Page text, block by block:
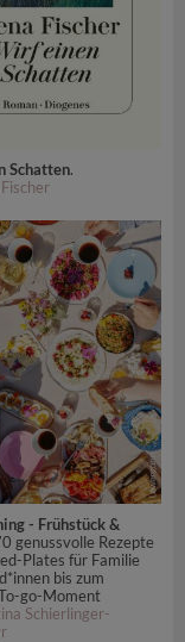
Schatten.
- Frühstück &
genussvolle Rezepte
Plates für Familie
bis zum
go-Moment
Schierlinger-